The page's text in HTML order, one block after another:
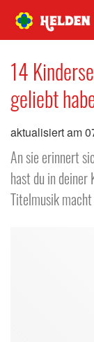
14
geliebt
aktualisiert am
An sie erinnert
hast du in
Titelmusik